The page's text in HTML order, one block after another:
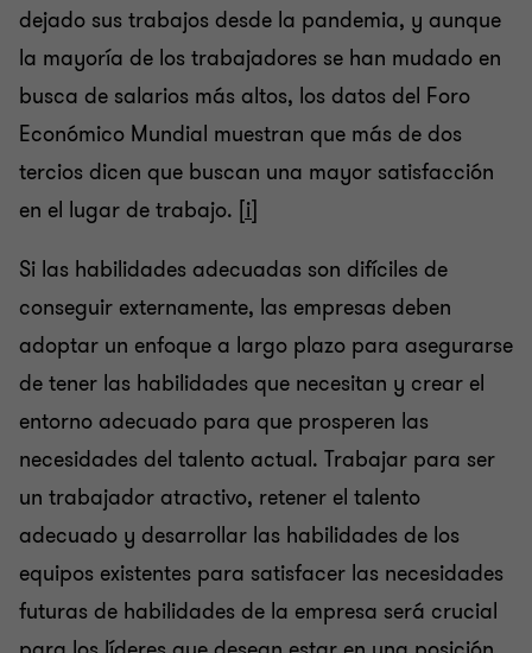
dejado sus trabajos desde la pandemia, y aunque
la mayoría de los trabajadores se han mudado en
busca de salarios más altos, los datos del Foro
Económico Mundial muestran que más de dos
tercios dicen que buscan una mayor satisfacción
en el lugar de trabajo. [i]
Si las habilidades adecuadas son difíciles de
conseguir externamente, las empresas deben
adoptar un enfoque a largo plazo para asegurarse
de tener las habilidades que necesitan y crear el
entorno adecuado para que prosperen las
necesidades del talento actual. Trabajar para ser
un trabajador atractivo, retener el talento
adecuado y desarrollar las habilidades de los
equipos existentes para satisfacer las necesidades
futuras de habilidades de la empresa será crucial